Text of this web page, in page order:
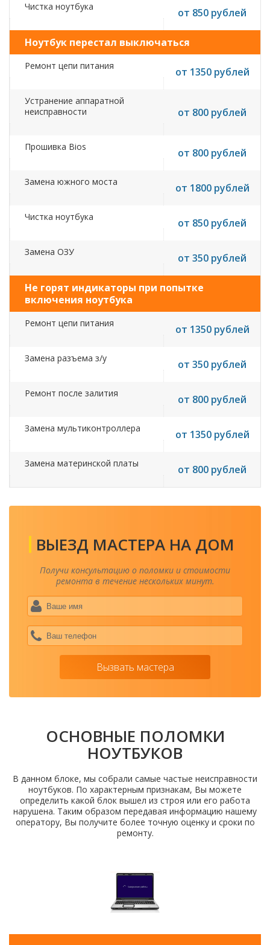
Чистка ноутбука от 850 рублей
Ноутбук перестал выключаться
Ремонт цепи питания от 1350 рублей
Устранение аппаратной
неисправности
от 800 рублей
Прошивка Bios от 800 рублей
Замена южного моста от 1800 рублей
Чистка ноутбука от 850 рублей
Замена ОЗУ от 350 рублей
Не горят индикаторы при попытке
включения ноутбука
Ремонт цепи питания от 1350 рублей
Замена разъема з/у от 350 рублей
Ремонт после залития от 800 рублей
Замена мультиконтроллера от 1350 рублей
Замена материнской платы от 800 рублей
ВЫЕЗД МАСТЕРА НА ДОМ
Получи консультацию о поломки и стоимости
ремонта в течение нескольких минут.
Вызвать мастера
ОСНОВНЫЕ ПОЛОМКИ
НОУТБУКОВ
В данном блоке, мы собрали самые частые неисправности
ноутбуков. По характерным признакам, Вы можете
определить какой блок вышел из строя или его работа
нарушена. Таким образом передавая информацию нашему
оператору, Вы получите более точную оценку и сроки по
ремонту.